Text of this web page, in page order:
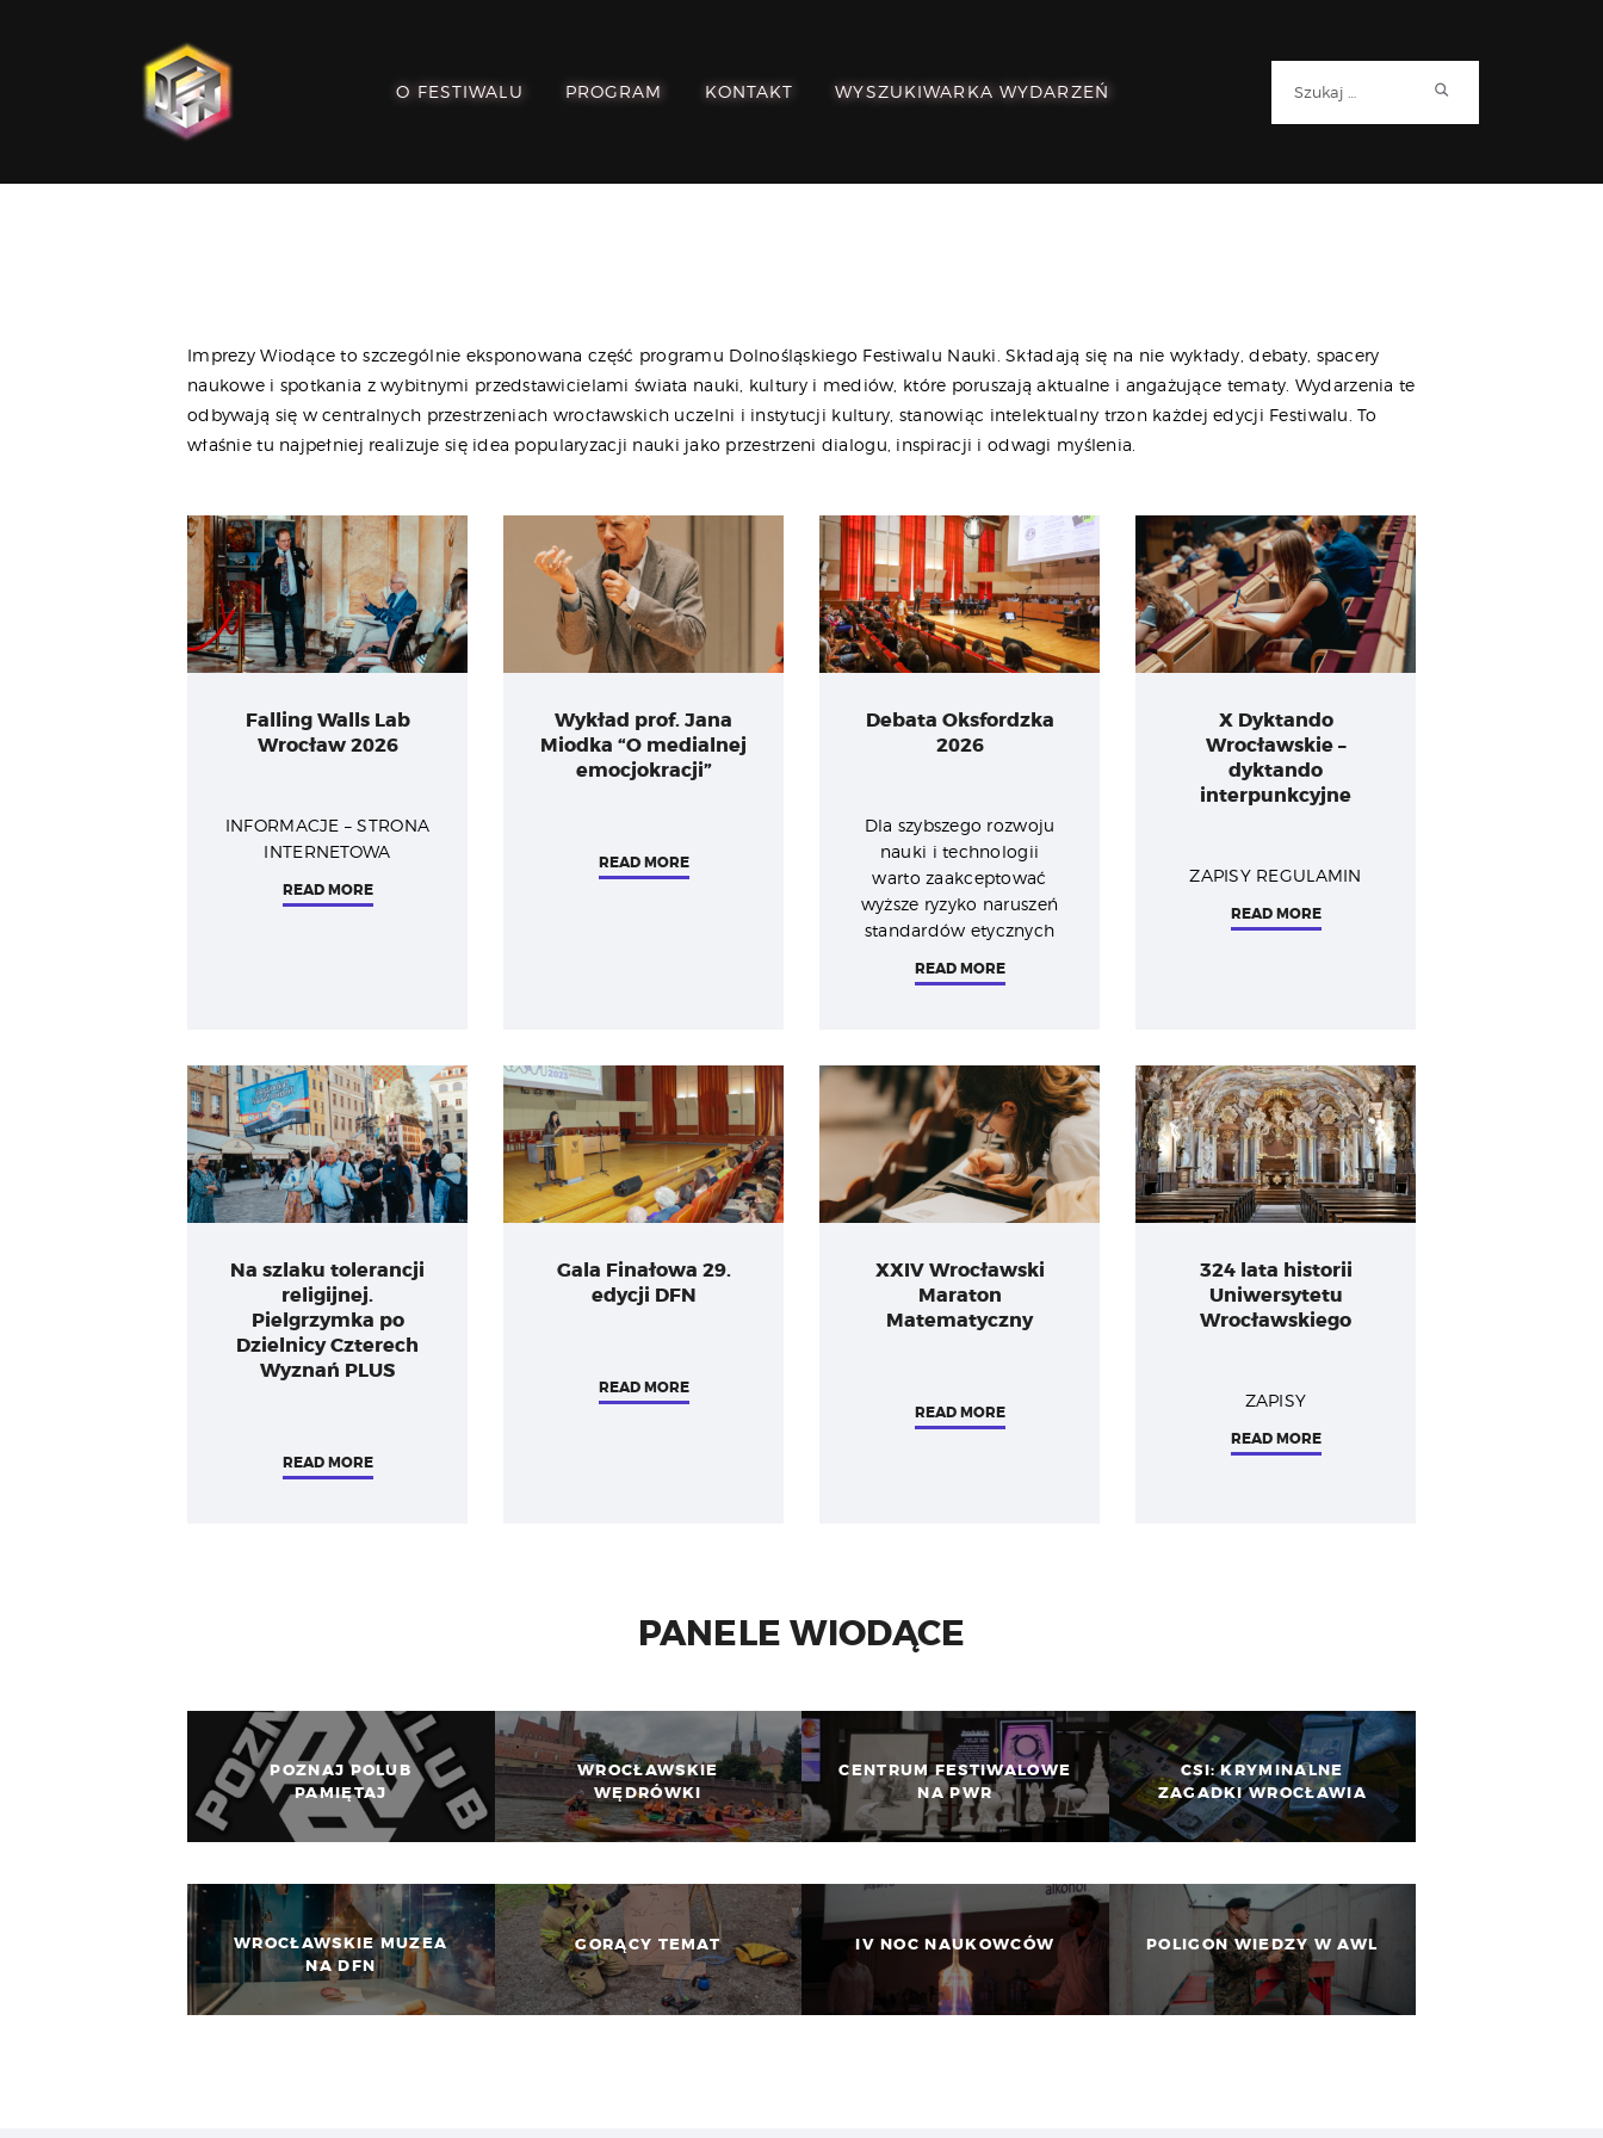
O FESTIWALU PROGRAM KONTAKT WYSZUKIWARKA WYDARZEŃ
PAMIĘTAJ!
PROGRAM
Imprezy Wiodące to szczególnie eksponowana część programu Dolnośląskiego Festiwalu Nauki. Składają się na nie wykłady, debaty, spacery
naukowe i spotkania z wybitnymi przedstawicielami świata nauki, kultury i mediów, które poruszają aktualne i angażujące tematy. Wydarzenia te
odbywają się w centralnych przestrzeniach wrocławskich uczelni i instytucji kultury, stanowiąc intelektualny trzon każdej edycji Festiwalu. To
właśnie tu najpełniej realizuje się idea popularyzacji nauki jako przestrzeni dialogu, inspiracji i odwagi myślenia.
Falling Walls Lab
Wrocław 2026
INFORMACJE – STRONA
INTERNETOWA
READ MORE
Wykład prof. Jana
Miodka “O medialnej
emocjokracji”
READ MORE
Debata Oksfordzka
2026
Dla szybszego rozwoju
nauki i technologii
warto zaakceptować
wyższe ryzyko naruszeń
standardów etycznych
READ MORE
X Dyktando
Wrocławskie –
dyktando
interpunkcyjne
ZAPISY REGULAMIN
READ MORE
Na szlaku tolerancji
religijnej.
Pielgrzymka po
Dzielnicy Czterech
Wyznań PLUS
READ MORE
Gala Finałowa 29.
edycji DFN
READ MORE
XXIV Wrocławski
Maraton
Matematyczny
READ MORE
324 lata historii
Uniwersytetu
Wrocławskiego
ZAPISY
READ MORE
PANELE WIODĄCE
POZNAJ POLUB
PAMIĘTAJ
WROCŁAWSKIE
WĘDRÓWKI
CENTRUM FESTIWALOWE
NA PWR
CSI: KRYMINALNE
ZAGADKI WROCŁAWIA
WROCŁAWSKIE MUZEA
NA DFN
GORĄCY TEMAT IV NOC NAUKOWCÓW POLIGON WIEDZY W AWL